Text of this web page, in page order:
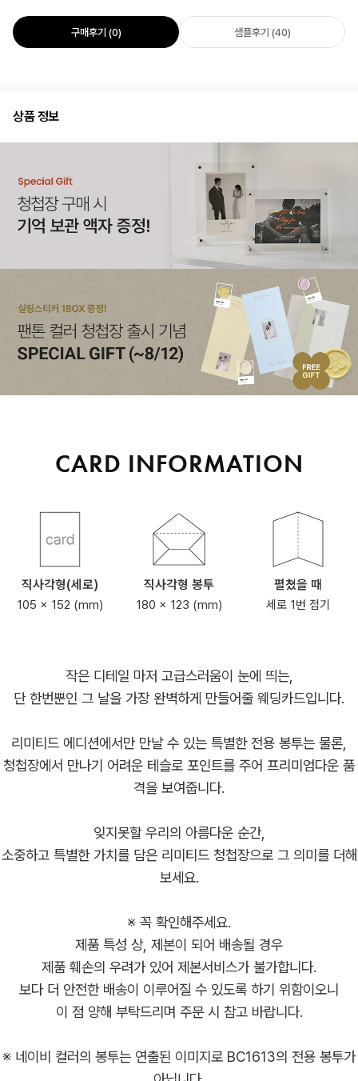
구매후기 (0) 샘플후기 (40)
상품 정보
CARD INFORMATION
직사각형(세로)
105 x 152 (mm)
직사각형 봉투
180 x 123 (mm)
펼쳤을 때
세로 1번 접기
작은 디테일 마저 고급스러움이 눈에 띄는,
단 한번뿐인 그 날을 가장 완벽하게 만들어줄 웨딩카드입니다.
리미티드 에디션에서만 만날 수 있는 특별한 전용 봉투는 물론,
청첩장에서 만나기 어려운 테슬로 포인트를 주어 프리미엄다운 품
격을 보여줍니다.
잊지못할 우리의 아름다운 순간,
소중하고 특별한 가치를 담은 리미티드 청첩장으로 그 의미를 더해
보세요.
※ 꼭 확인해주세요.
제품 특성 상, 제본이 되어 배송될 경우
제품 훼손의 우려가 있어 제본서비스가 불가합니다.
보다 더 안전한 배송이 이루어질 수 있도록 하기 위함이오니
이 점 양해 부탁드리며 주문 시 참고 바랍니다.
※ 네이비 컬러의 봉투는 연출된 이미지로 BC1613의 전용 봉투가